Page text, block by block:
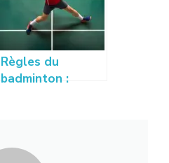
Règles du
badminton :
du jeu